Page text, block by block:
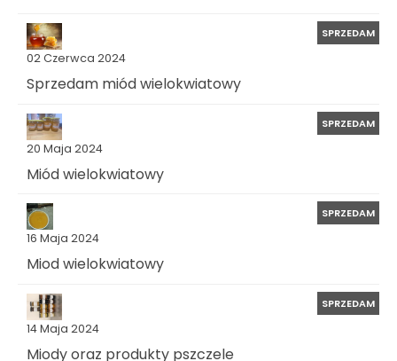
02 Czerwca 2024
SPRZEDAM
Sprzedam miód wielokwiatowy
20 Maja 2024
SPRZEDAM
Miód wielokwiatowy
16 Maja 2024
SPRZEDAM
Miod wielokwiatowy
14 Maja 2024
SPRZEDAM
Miody oraz produkty pszczele